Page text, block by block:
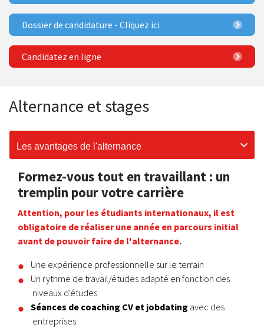
Dossier de candidature - Cliquez ici
Candidatez en ligne
Alternance et stages
Les avantages de l'alternance
Formez-vous tout en travaillant : un
tremplin pour votre carrière
Attention, pour les étudiants internationaux, il est
obligatoire de réaliser une année en parcours initial
avant de pouvoir faire de l'alternance.
Une expérience professionnelle sur le terrain
Un rythme de travail/études adapté en fonction des
niveaux d'études
Séances de coaching CV et jobdating avec des
entreprises